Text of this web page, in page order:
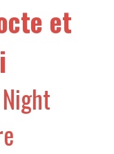
et